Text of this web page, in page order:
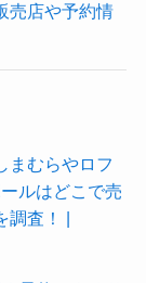
売店や予約情
まむらやロフ
ルはどこで売
調査！ |